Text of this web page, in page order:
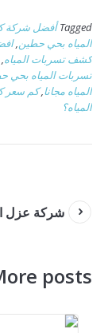
Tagged أفضل شركة
المياه بحي حطين,
كشف تسربات المياه,
تسربات المياه بحي
المياه مجانا,كم سعر
المياه؟
شركة عزل
posts